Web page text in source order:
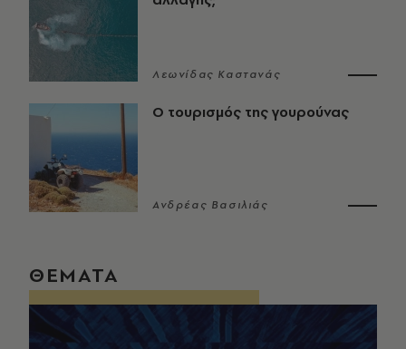
Λεωνίδας Καστανάς
Ο τουρισμός της γουρούνας
Ανδρέας Βασιλιάς
ΘΕΜΑΤΑ